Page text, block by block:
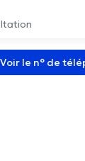
Voir le n° de